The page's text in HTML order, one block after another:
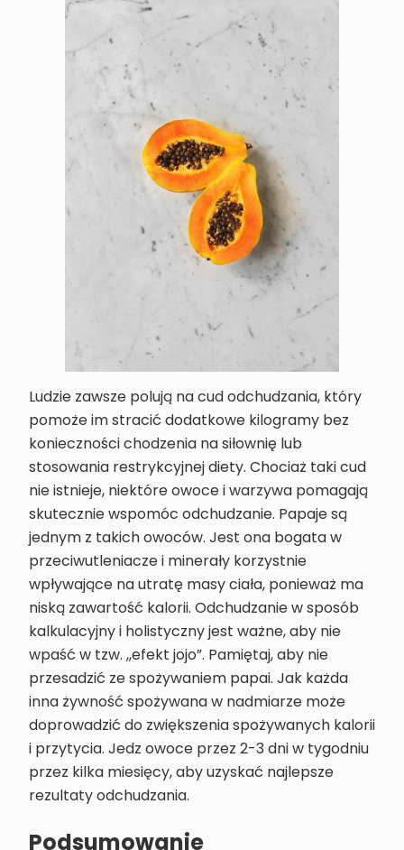
Ludzie zawsze polują na cud odchudzania, który
pomoże im stracić dodatkowe kilogramy bez
konieczności chodzenia na siłownię lub
stosowania restrykcyjnej diety. Chociaż taki cud
nie istnieje, niektóre owoce i warzywa pomagają
skutecznie wspomóc odchudzanie. Papaje są
jednym z takich owoców. Jest ona bogata w
przeciwutleniacze i minerały korzystnie
wpływające na utratę masy ciała, ponieważ ma
niską zawartość kalorii. Odchudzanie w sposób
kalkulacyjny i holistyczny jest ważne, aby nie
wpaść w tzw. ,,efekt jojo”. Pamiętaj, aby nie
przesadzić ze spożywaniem papai. Jak każda
inna żywność spożywana w nadmiarze może
doprowadzić do zwiększenia spożywanych kalorii
i przytycia. Jedz owoce przez 2-3 dni w tygodniu
przez kilka miesięcy, aby uzyskać najlepsze
rezultaty odchudzania.